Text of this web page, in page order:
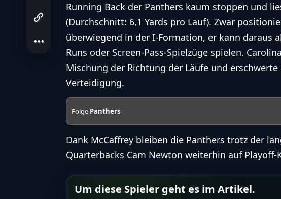
Running Back der Panthers kaum stoppen und
(Durchschnitt: 6,1 Yards pro Lauf). Zwar
überwiegend in der I-Formation, er kann daraus
Runs oder Screen-Pass-Spielzüge spielen.
Mischung der Richtung der Läufe und
Verteidigung.
Folge Panthers
Dank McCaffrey bleiben die Panthers trotz der
Quarterbacks Cam Newton weiterhin auf Playoff-
Um diese Spieler geht es im Artikel.